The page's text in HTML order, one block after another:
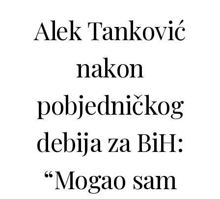
Alek Tanković
nakon
pobjedničkog
debija za BiH:
“Mogao sam